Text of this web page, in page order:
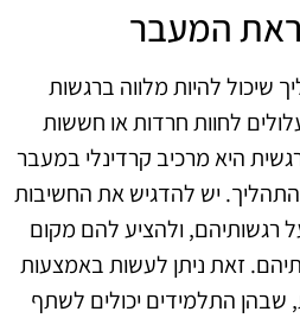
המעבר
שיכול להיות מלווה ברגשות
לחוות חרדות או חששות
היא מרכיב קרדינלי במעבר
יש להדגיש את החשיבות
רגשותיהם, ולהציע להם מקום
זאת ניתן לעשות באמצעות
שבהן התלמידים יכולים לשתף